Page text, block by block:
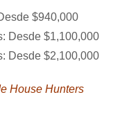
$940,000
Desde $1,100,000
Desde $2,100,000
House Hunters